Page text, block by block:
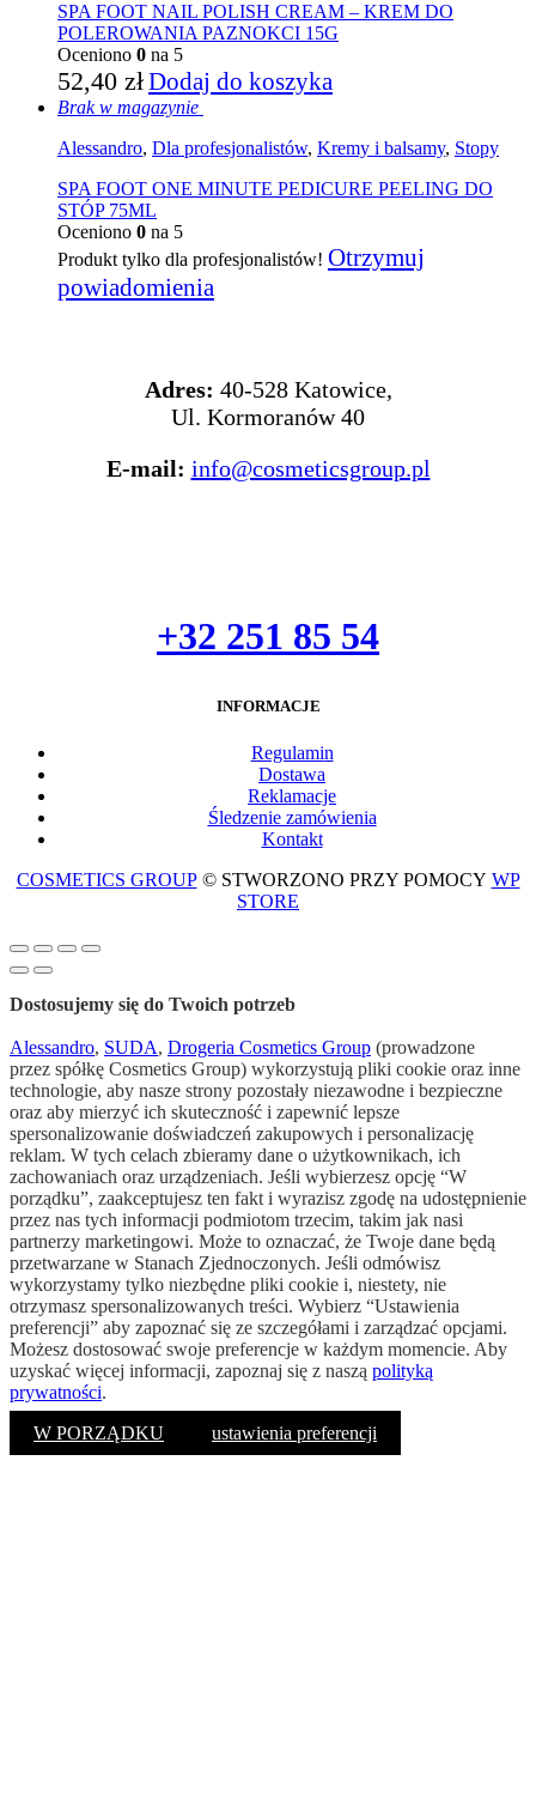
SPA FOOT NAIL POLISH CREAM – KREM DO
POLEROWANIA PAZNOKCI 15G
Oceniono 0 na 5
52,40 złDodaj do koszyka
Brak w magazynie
Alessandro, Dla profesjonalistów, Kremy i balsamy, Stopy
SPA FOOT ONE MINUTE PEDICURE PEELING DO
STÓP 75ML
Oceniono 0 na 5
Produkt tylko dla profesjonalistów! Otrzymuj
powiadomienia
Adres: 40-528 Katowice,
Ul. Kormoranów 40
E-mail: info@cosmeticsgroup.pl
+32 251 85 54
INFORMACJE
Regulamin
Dostawa
Reklamacje
Śledzenie zamówienia
Kontakt
COSMETICS GROUP© STWORZONO PRZY POMOCY WP
STORE
Dostosujemy się do Twoich potrzeb
Alessandro, SUDA, Drogeria Cosmetics Group (prowadzone
przez spółkę Cosmetics Group) wykorzystują pliki cookie oraz inne
technologie, aby nasze strony pozostały niezawodne i bezpieczne
oraz aby mierzyć ich skuteczność i zapewnić lepsze
spersonalizowanie doświadczeń zakupowych i personalizację
reklam. W tych celach zbieramy dane o użytkownikach, ich
zachowaniach oraz urządzeniach. Jeśli wybierzesz opcję “W
porządku”, zaakceptujesz ten fakt i wyrazisz zgodę na udostępnienie
przez nas tych informacji podmiotom trzecim, takim jak nasi
partnerzy marketingowi. Może to oznaczać, że Twoje dane będą
przetwarzane w Stanach Zjednoczonych. Jeśli odmówisz
wykorzystamy tylko niezbędne pliki cookie i, niestety, nie
otrzymasz spersonalizowanych treści. Wybierz “Ustawienia
preferencji” aby zapoznać się ze szczegółami i zarządzać opcjami.
Możesz dostosować swoje preferencje w każdym momencie. Aby
uzyskać więcej informacji, zapoznaj się z naszą polityką
prywatności.
W PORZĄDKU
ustawienia preferencji